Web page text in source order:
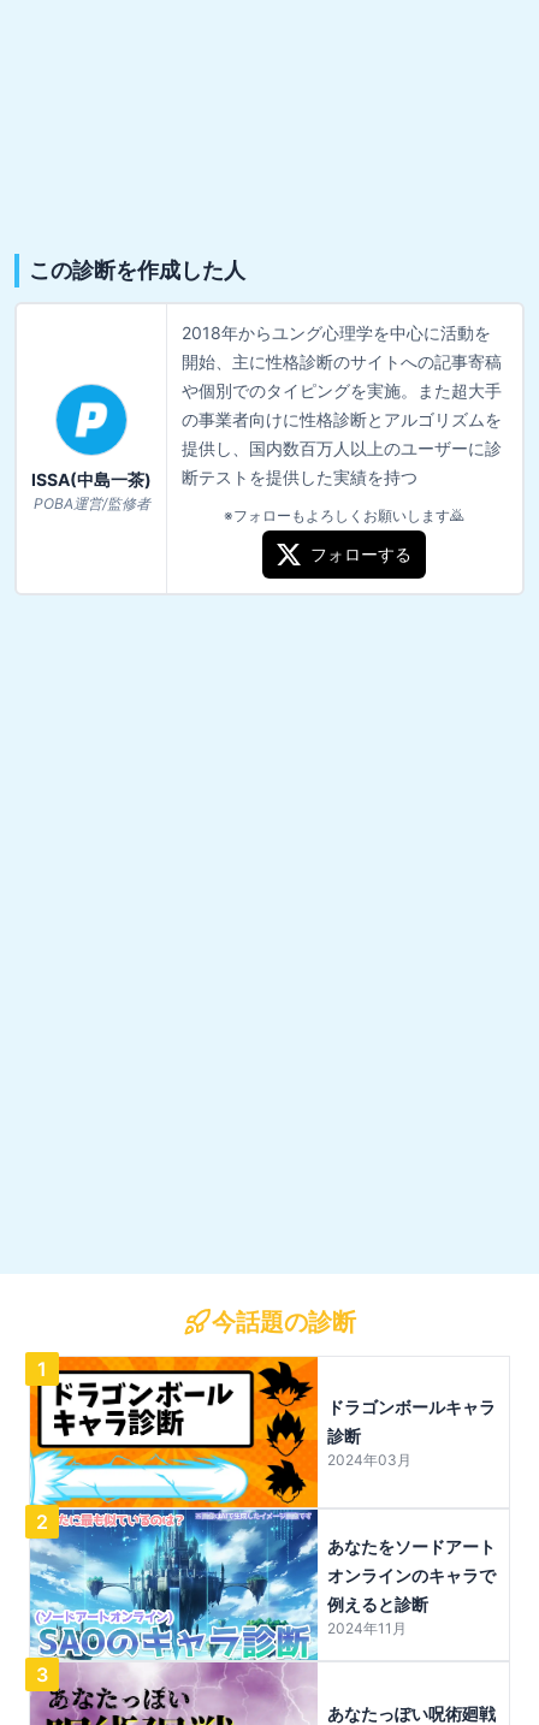
この診断を作成した人
ISSA(中島一茶)
POBA運営/監修者
2018年からユング心理学を中心に活動を
開始、主に性格診断のサイトへの記事寄稿
や個別でのタイピングを実施。また超大手
の事業者向けに性格診断とアルゴリズムを
提供し、国内数百万人以上のユーザーに診
断テストを提供した実績を持つ
※フォローもよろしくお願いします🙇
フォローする
今話題の診断
1
ドラゴンボールキャラ
診断
2024年03月
2
あなたをソードアート
オンラインのキャラで
例えると診断
2024年11月
3
あなたっぽい呪術廻戦